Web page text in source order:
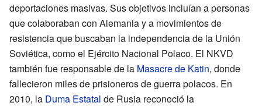
deportaciones masivas. Sus objetivos incluían a personas
que colaboraban con Alemania y a movimientos de
resistencia que buscaban la independencia de la Unión
Soviética, como el Ejército Nacional Polaco. El NKVD
también fue responsable de la Masacre de Katin, donde
fallecieron miles de prisioneros de guerra polacos. En
2010, la Duma Estatal de Rusia reconoció la